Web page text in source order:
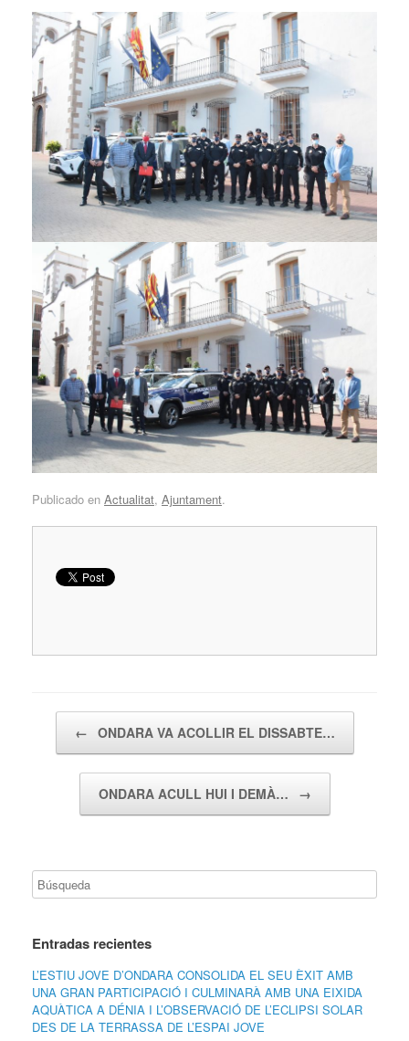
Publicado en Actualitat, Ajuntament.
← ONDARA VA ACOLLIR EL DISSABTE…
ONDARA ACULL HUI I DEMÀ… →
Entradas recientes
L’ESTIU JOVE D’ONDARA CONSOLIDA EL SEU ÈXIT AMB
UNA GRAN PARTICIPACIÓ I CULMINARÀ AMB UNA EIXIDA
AQUÀTICA A DÉNIA I L’OBSERVACIÓ DE L’ECLIPSI SOLAR
DES DE LA TERRASSA DE L’ESPAI JOVE